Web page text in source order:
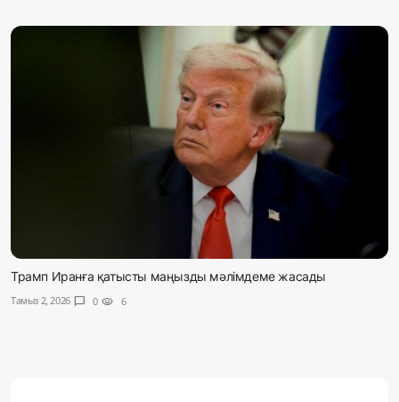
Трамп Иранға қатысты маңызды мәлімдеме жасады
Тамыз 2, 2026 chat_bubble 0 visibility 6